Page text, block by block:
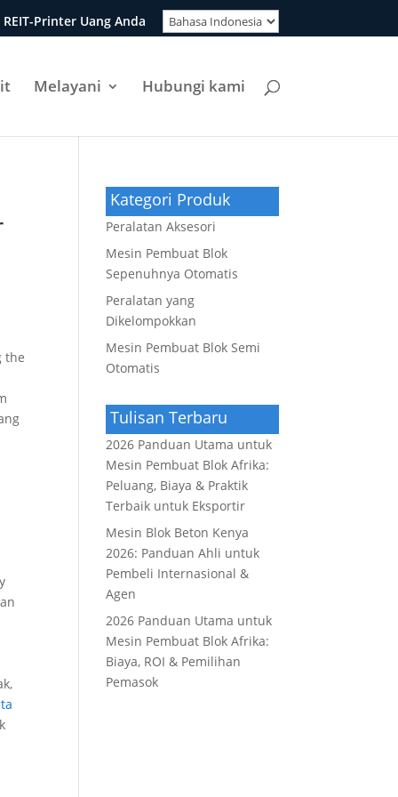
Printer Uang Anda
Melayani Hubungi kami
the
Kategori Produk
Peralatan Aksesori
Mesin Pembuat Blok
Sepenuhnya Otomatis
Peralatan yang
Dikelompokkan
Mesin Pembuat Blok Semi
Otomatis
Tulisan Terbaru
2026 Panduan Utama untuk
Mesin Pembuat Blok Afrika:
Peluang, Biaya & Praktik
Terbaik untuk Eksportir
Mesin Blok Beton Kenya
2026: Panduan Ahli untuk
Pembeli Internasional &
Agen
2026 Panduan Utama untuk
Mesin Pembuat Blok Afrika:
Biaya, ROI & Pemilihan
Pemasok